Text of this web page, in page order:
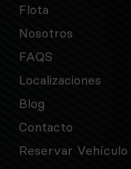
Flota
Nosotros
FAQS
Localizaciones
Blog
Contacto
Reservar Vehículo